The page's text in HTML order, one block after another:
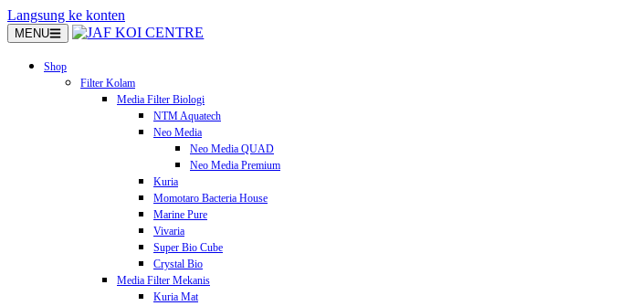
Langsung ke konten
MENU
Shop
Filter Kolam
Media Filter Biologi
NTM Aquatech
Neo Media
Neo Media QUAD
Neo Media Premium
Kuria
Momotaro Bacteria House
Marine Pure
Vivaria
Super Bio Cube
Crystal Bio
Media Filter Mekanis
Kuria Mat